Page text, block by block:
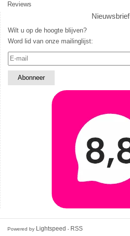
Reviews
Nieuwsbrief
Wilt u op de hoogte blijven?
Word lid van onze mailinglijst:
Powered by Lightspeed - RSS